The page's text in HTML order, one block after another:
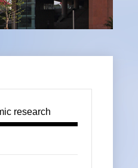
research